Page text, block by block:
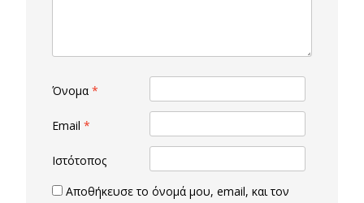
Όνομα *
Email *
Ιστότοπος
Αποθήκευσε το όνομά μου, email, και τον